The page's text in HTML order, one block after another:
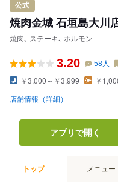
公式
焼肉金城 石垣島大川
焼肉､ ステーキ､ ホルモン
3.20 58人
￥3,000～￥3,999 ￥
店舗情報（詳細）
アプリで開く
トップ メニュー